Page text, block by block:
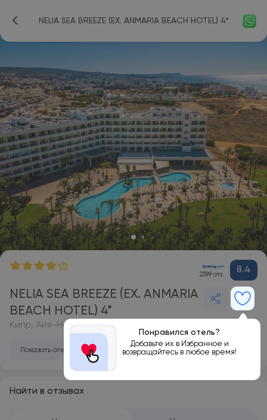
NELIA SEA BREEZE (EX. ANMARIA BEACH HOTEL) 4*
2399 отз. 8.4
NELIA SEA BREEZE (EX. ANMARIA
BEACH HOTEL) 4*
Понравился отель?
Добавьте их в Избранное и
возвращайтесь в любое время!
Кипр, Айя-Напа
Показать отель на карте
Найти в отзывах